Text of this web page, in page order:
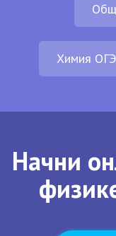
Химия ОГЭ
Начни